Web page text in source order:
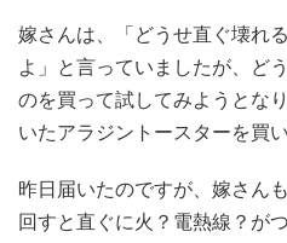
嫁さんは、「どうせ直ぐ壊れ
よ」と言っていましたが、ど
のを買って試してみようとな
いたアラジントースターを買い
昨日届いたのですが、嫁さん
回すと直ぐに火？電熱線？が